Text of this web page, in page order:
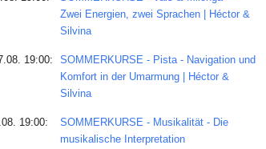
Zwei Energien, zwei Sprachen | Héctor &
Silvina
19:00:
SOMMERKURSE - Pista - Navigation und
Komfort in der Umarmung | Héctor &
Silvina
19:00:
SOMMERKURSE - Musikalität - Die
musikalische Interpretation